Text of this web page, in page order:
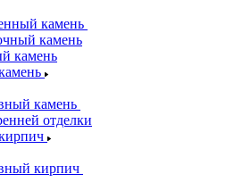
камень
камень
камень
камень
отделки
кирпич